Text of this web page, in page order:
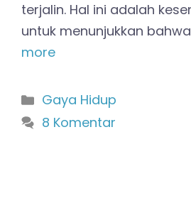
terjalin. Hal ini adalah
untuk menunjukkan
more
Kategori
Gaya Hidup
8 Komentar